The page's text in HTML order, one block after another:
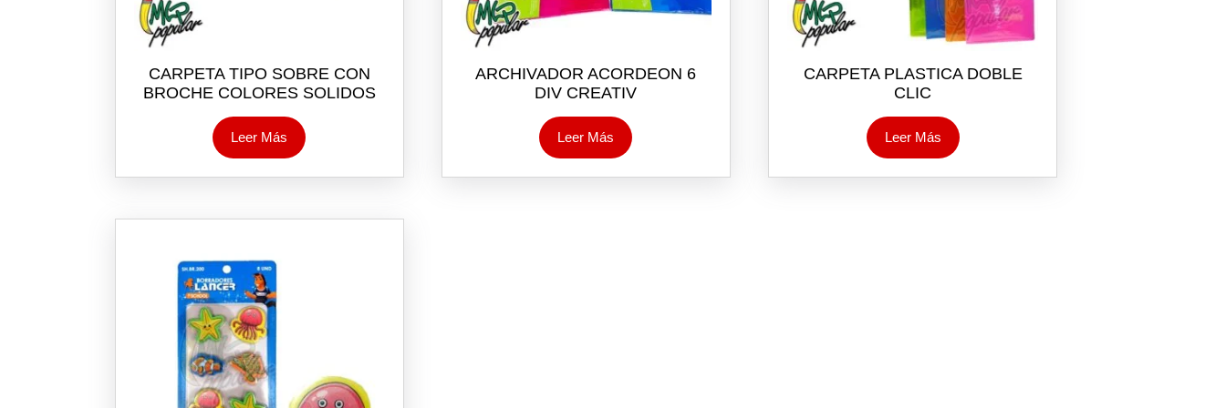
CARPETA TIPO SOBRE CON
BROCHE COLORES SOLIDOS
Leer Más
ARCHIVADOR ACORDEON 6
DIV CREATIV
Leer Más
CARPETA PLASTICA DOBLE
CLIC
Leer Más